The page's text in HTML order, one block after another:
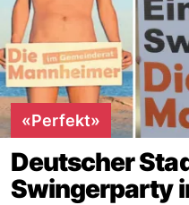
«Perfekt»
Deutscher
Swingerparty